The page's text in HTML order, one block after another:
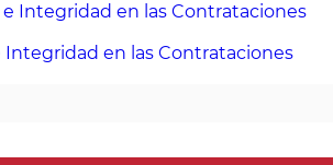
e Integridad en las Contrataciones
Integridad en las Contrataciones